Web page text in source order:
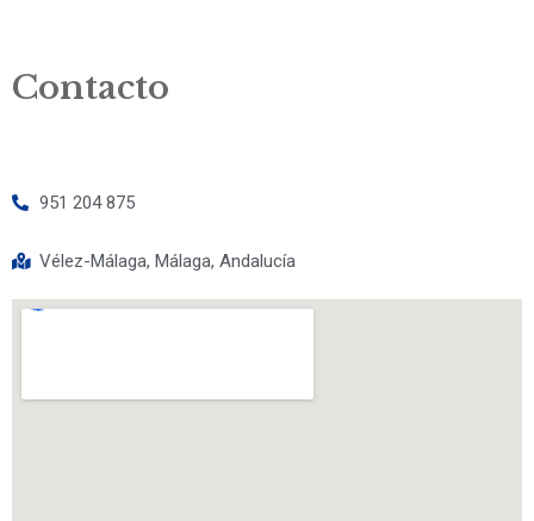
Contacto
951 204 875
Vélez-Málaga, Málaga, Andalucía